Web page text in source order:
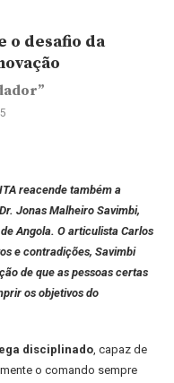
o desafio da
reacende também a
Jonas Malheiro Savimbi,
Angola. O articulista Carlos
e contradições, Savimbi
de que as pessoas certas
os objetivos do
disciplinado, capaz de
o comando sempre